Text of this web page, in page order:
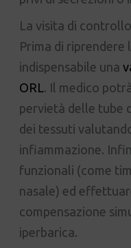
La visita di controllo
Prima di riprendere
indispensabile una
ORL. Il medico
pervietà delle tube
dei tessuti
infiammazione.
funzionali (come
nasale) ed
compensazione
iperbarica.